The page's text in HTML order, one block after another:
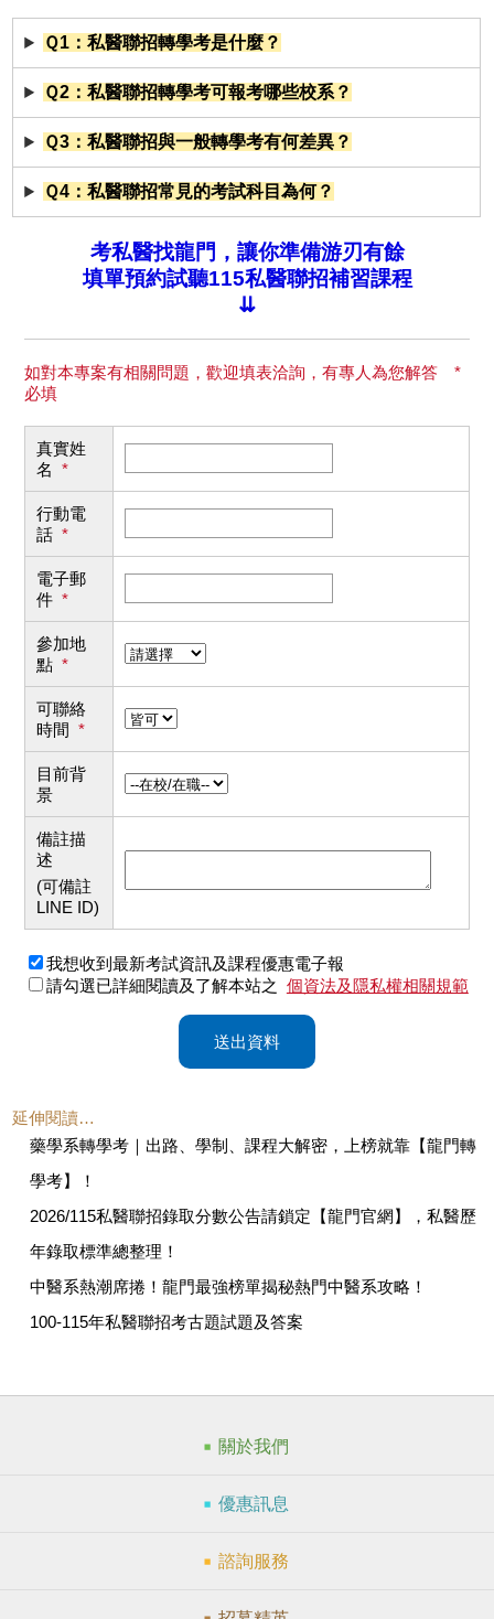
Ｑ1：私醫聯招轉學考是什麼？
Ｑ2：私醫聯招轉學考可報考哪些校系？
Ｑ3：私醫聯招與一般轉學考有何差異？
Ｑ4：私醫聯招常見的考試科目為何？
考私醫找龍門，讓你準備游刃有餘
填單預約試聽115私醫聯招補習課程
⇊
如對本專案有相關問題，歡迎填表洽詢，有專人為您解答 *
必填
真實姓
名 *
行動電
話 *
電子郵
件 *
參加地
點 *
可聯絡
時間 *
目前背
景
備註描
述
(可備註
LINE ID)
我想收到最新考試資訊及課程優惠電子報
請勾選已詳細閱讀及了解本站之 個資法及隱私權相關規範
送出資料
延伸閱讀…
藥學系轉學考｜出路、學制、課程大解密，上榜就靠【龍門轉
學考】！
2026/115私醫聯招錄取分數公告請鎖定【龍門官網】，私醫歷
年錄取標準總整理！
中醫系熱潮席捲！龍門最強榜單揭秘熱門中醫系攻略！
100-115年私醫聯招考古題試題及答案
關於我們
優惠訊息
諮詢服務